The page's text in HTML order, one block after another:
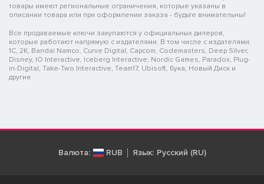
товары имеют региональные ограничения, которые указаны в
описании товара или при оформлении заказа - будьте внимательны!
Все продаваемые ключи закупаются у официальных дилеров,
которые работают напрямую с издателями. В том числе с издателями:
1C, 2K, Bandai Namco, Curve Digital, Capcom, Codemasters, Deep Silver,
Disney, IO Interactive, Iceberg Interactive, Nordic Games, Paradox, Plug-
in-Digital, Take-Two Interactive, Team17, Ubisoft, Бука, Новый Диск и
другие
Валюта: RUB Язык: Русский (RU)